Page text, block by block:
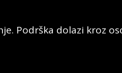
Podrška dolazi kroz